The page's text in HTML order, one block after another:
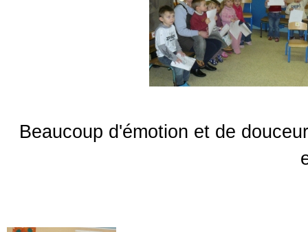
Beaucoup d'émotion et de